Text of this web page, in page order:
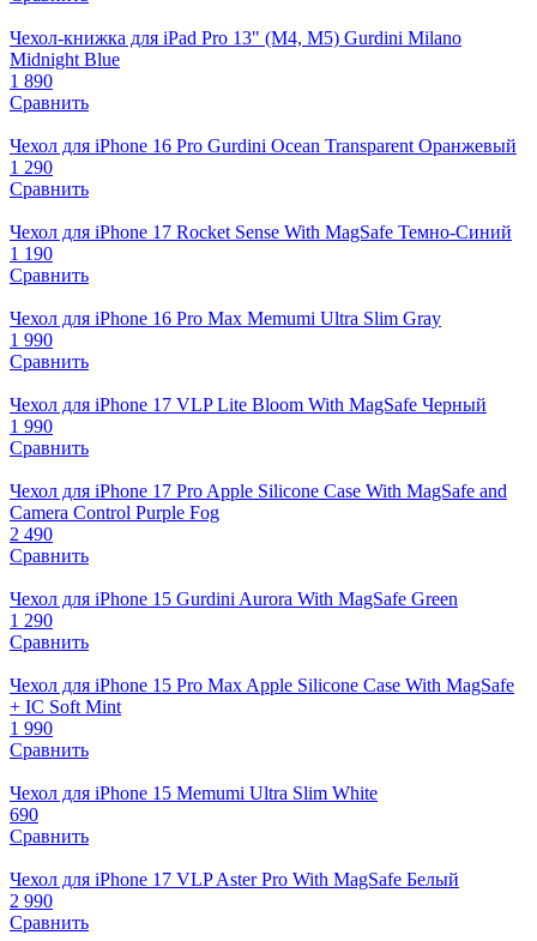
Чехол-книжка для iPad Pro 13" (M4, M5) Gurdini Milano
Midnight Blue
1 890
Сравнить
Чехол для iPhone 16 Pro Gurdini Ocean Transparent Оранжевый
1 290
Сравнить
Чехол для iPhone 17 Rocket Sense With MagSafe Темно-Синий
1 190
Сравнить
Чехол для iPhone 16 Pro Max Memumi Ultra Slim Gray
1 990
Сравнить
Чехол для iPhone 17 VLP Lite Bloom With MagSafe Черный
1 990
Сравнить
Чехол для iPhone 17 Pro Apple Silicone Case With MagSafe and
Camera Control Purple Fog
2 490
Сравнить
Чехол для iPhone 15 Gurdini Aurora With MagSafe Green
1 290
Сравнить
Чехол для iPhone 15 Pro Max Apple Silicone Case With MagSafe
+ IC Soft Mint
1 990
Сравнить
Чехол для iPhone 15 Memumi Ultra Slim White
690
Сравнить
Чехол для iPhone 17 VLP Aster Pro With MagSafe Белый
2 990
Сравнить